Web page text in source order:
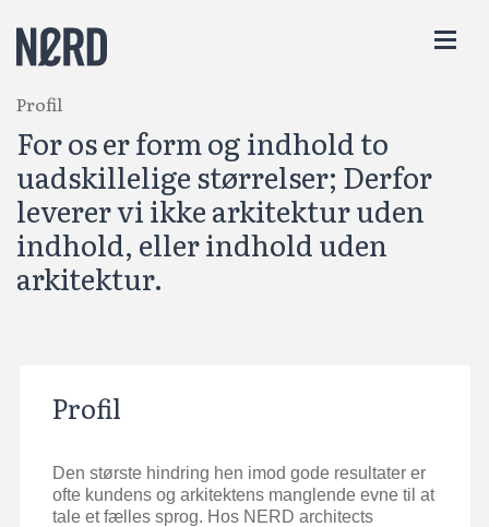
indhold
Profil
For os er form og indhold to
uadskillelige størrelser; Derfor
leverer vi ikke arkitektur uden
indhold, eller indhold uden
arkitektur.
Profil
Den største hindring hen imod gode resultater er
ofte kundens og arkitektens manglende evne til at
tale et fælles sprog. Hos NERD architects